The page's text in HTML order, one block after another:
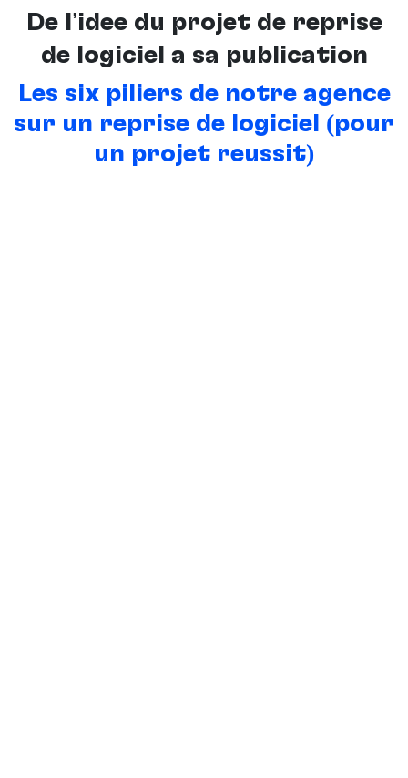
De l’idée du projet de reprise
de logiciel à sa publication
Les six piliers de notre agence
sur un reprise de logiciel (pour
un projet réussit)